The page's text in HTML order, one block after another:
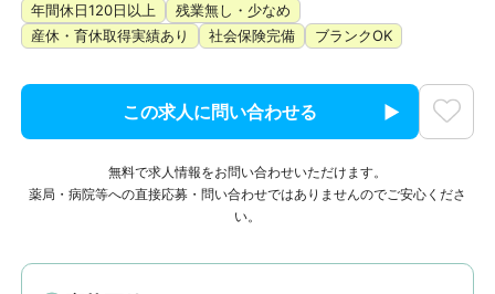
年間休日120日以上
残業無し・少なめ
産休・育休取得実績あり
社会保険完備 ブランクOK
この求人に問い合わせる
無料で求人情報をお問い合わせいただけます。
薬局・病院等への直接応募・問い合わせではありませんのでご安心くださ
い。